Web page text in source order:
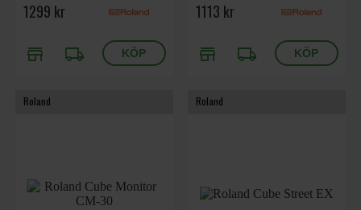
tillbehör, Specialdragkedjor, Inkl.
1299 kr
store local_shipping
1113 kr
store local_shipping
Roland Roland